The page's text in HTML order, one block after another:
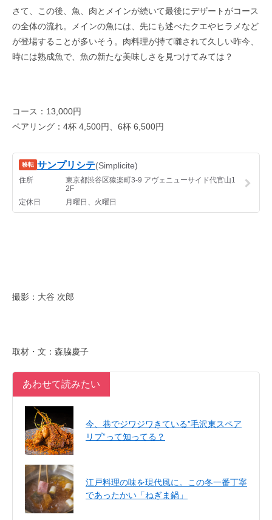
さて、この後、魚、肉とメインが続いて最後にデザートがコース
の全体の流れ。メインの魚には、先にも述べたクエやヒラメなど
が登場することが多いそう。肉料理が持て囃されて久しい昨今、
時には熟成魚で、魚の新たな美味しさを見つけてみては？
コース：13,000円
ペアリング：4杯 4,500円、6杯 6,500円
撮影：大谷 次郎
取材・文：森脇慶子
あわせて読みたい
今、巷でジワジワきている”毛沢東スペア
リブ”って知ってる？
江戸料理の味を現代風に。この冬一番丁寧
であったかい「ねぎま鍋」